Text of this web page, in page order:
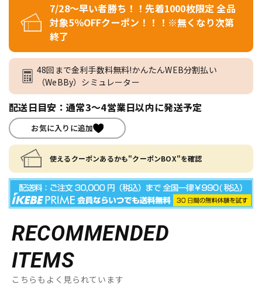
7/28～早い者勝ち！！先着1000枚限定 全品
対象5％OFFクーポン！！！※無くなり次第
終了
48回まで金利手数料無料!かんたんWEB分割払い
（WeBBy）シミュレーター
配送日目安：通常3～4営業日以内に発送予定
お気に入りに追加
使えるクーポンあるかも"クーポンBOX"を確認
RECOMMENDED
ITEMS
こちらもよく見られています